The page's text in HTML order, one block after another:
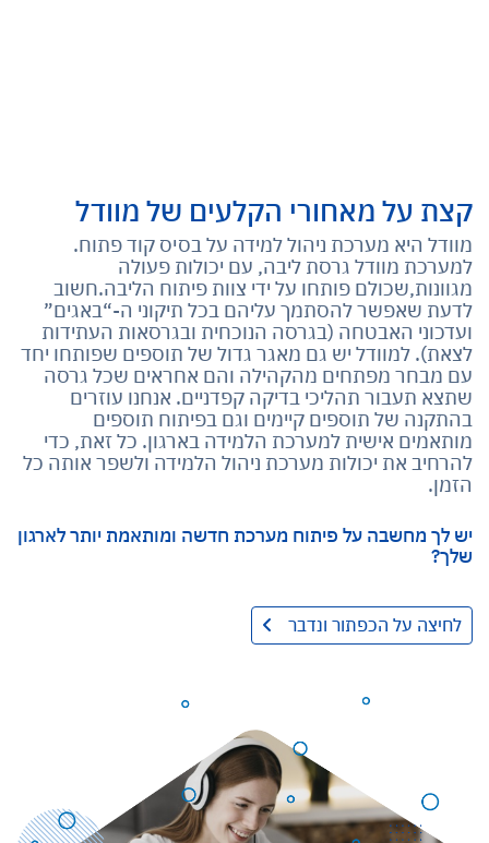
קצת על מאחורי הקלעים של מוודל
מוודל היא מערכת ניהול למידה על בסיס קוד פתוח.
למערכת מוודל גרסת ליבה, עם יכולות פעולה
מגוונות,שכולם פותחו על ידי צוות פיתוח הליבה.חשוב
לדעת שאפשר להסתמך עליהם בכל תיקוני ה-“באגים”
ועדכוני האבטחה (בגרסה הנוכחית ובגרסאות העתידות
לצאת). למוודל יש גם מאגר גדול של תוספים שפותחו יחד
עם מבחר מפתחים מהקהילה והם אחראים שכל גרסה
שתצא תעבור תהליכי בדיקה קפדניים. אנחנו עוזרים
בהתקנה של תוספים קיימים וגם בפיתוח תוספים
מותאמים אישית למערכת הלמידה בארגון. כל זאת, כדי
להרחיב את יכולות מערכת ניהול הלמידה ולשפר אותה כל
הזמן.
יש לך מחשבה על פיתוח מערכת חדשה ומותאמת יותר לארגון
שלך?
לחיצה על הכפתור ונדבר